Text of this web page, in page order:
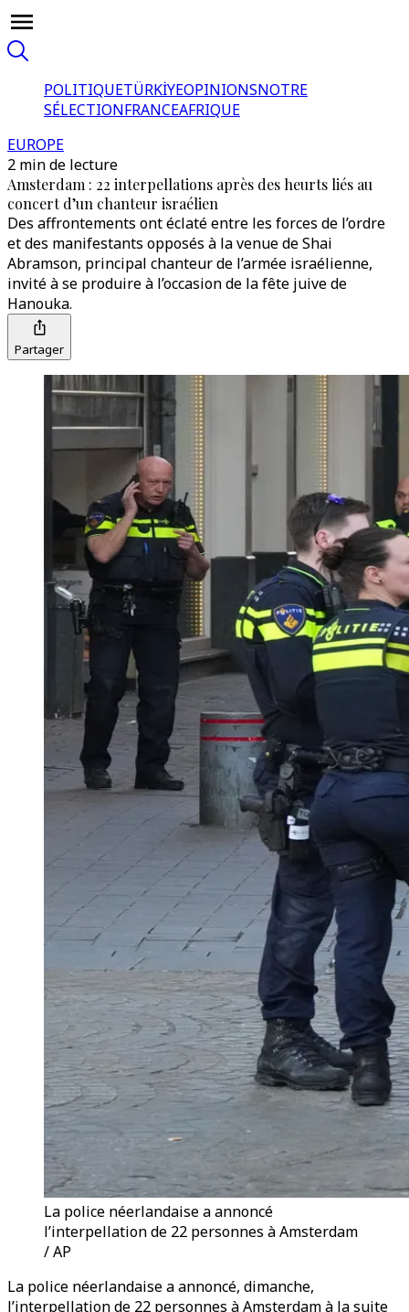
POLITIQUETÜRKİYEOPINIONSNOTRE
SÉLECTIONFRANCEAFRIQUE
EUROPE
2 min de lecture
Amsterdam : 22 interpellations après des heurts liés au
concert d’un chanteur israélien
Des affrontements ont éclaté entre les forces de l’ordre
et des manifestants opposés à la venue de Shai
Abramson, principal chanteur de l’armée israélienne,
invité à se produire à l’occasion de la fête juive de
Hanouka.
Partager
La police néerlandaise a annoncé
l’interpellation de 22 personnes à Amsterdam
/ AP
La police néerlandaise a annoncé, dimanche,
l’interpellation de 22 personnes à Amsterdam à la suite